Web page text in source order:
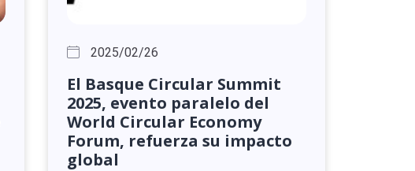
2025/02/26
El Basque Circular Summit
2025, evento paralelo del
World Circular Economy
Forum, refuerza su impacto
global